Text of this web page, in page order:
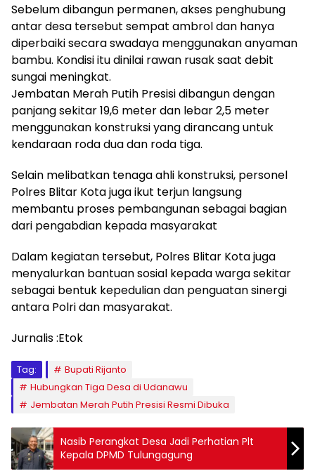
Sebelum dibangun permanen, akses penghubung
antar desa tersebut sempat ambrol dan hanya
diperbaiki secara swadaya menggunakan anyaman
bambu. Kondisi itu dinilai rawan rusak saat debit
sungai meningkat.
Jembatan Merah Putih Presisi dibangun dengan
panjang sekitar 19,6 meter dan lebar 2,5 meter
menggunakan konstruksi yang dirancang untuk
kendaraan roda dua dan roda tiga.
Selain melibatkan tenaga ahli konstruksi, personel
Polres Blitar Kota juga ikut terjun langsung
membantu proses pembangunan sebagai bagian
dari pengabdian kepada masyarakat
Dalam kegiatan tersebut, Polres Blitar Kota juga
menyalurkan bantuan sosial kepada warga sekitar
sebagai bentuk kepedulian dan penguatan sinergi
antara Polri dan masyarakat.
Jurnalis :Etok
Tag:
Bupati Rijanto
Hubungkan Tiga Desa di Udanawu
Jembatan Merah Putih Presisi Resmi Dibuka
Nasib Perangkat Desa Jadi Perhatian Plt
Kepala DPMD Tulungagung